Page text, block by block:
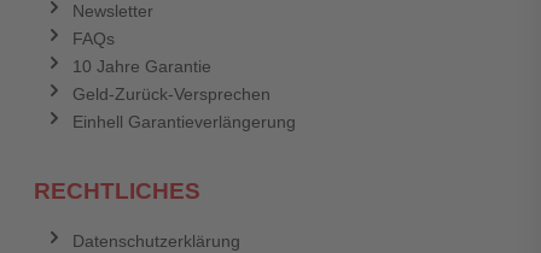
Newsletter
FAQs
10 Jahre Garantie
Geld-Zurück-Versprechen
Einhell Garantieverlängerung
RECHTLICHES
Datenschutzerklärung